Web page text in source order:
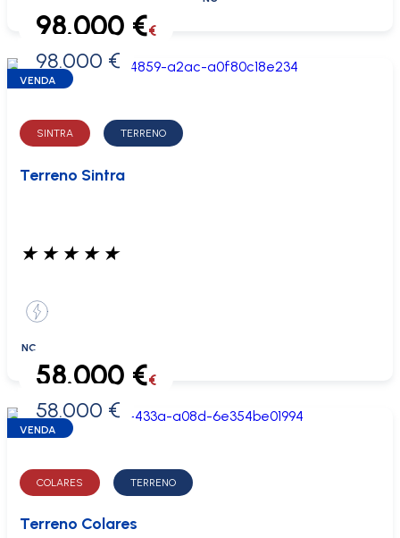
0 €
98.000 €€
98.000 €
VENDA
SINTRA TERRENO
Terreno Sintra
★ ★ ★ ★ ★
NC
0 €
58.000 €€
58.000 €
VENDA
COLARES TERRENO
Terreno Colares